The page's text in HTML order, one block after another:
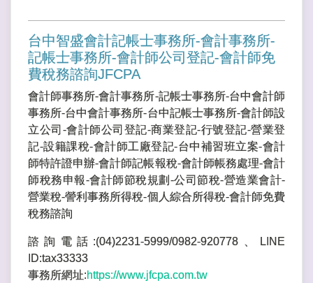
台中智盛會計記帳士事務所-會計事務所-
記帳士事務所-會計師公司登記-會計師免
費稅務諮詢JFCPA
會計師事務所-會計事務所-記帳士事務所-台中會計師
事務所-台中會計事務所-台中記帳士事務所-會計師設
立公司-會計師公司登記-商業登記-行號登記-營業登
記-設籍課稅-會計師工廠登記-台中補習班立案-會計
師特許證申辦-會計師記帳報稅-會計師帳務處理-會計
師稅務申報-會計師節稅規劃-公司節稅-營造業會計-
營業稅-謍利事務所得稅-個人綜合所得稅-會計師免費
稅務諮詢
諮詢電話:(04)2231-5999/0982-920778、LINE
ID:tax33333
事務所網址:https://www.jfcpa.com.tw